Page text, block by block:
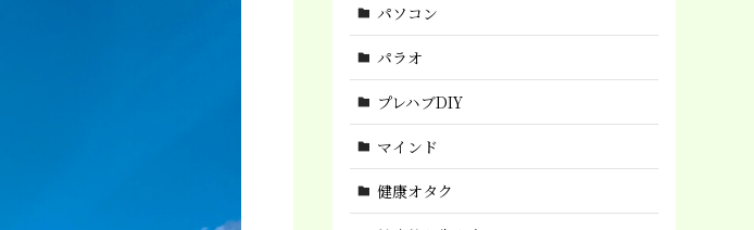
パソコン
パラオ
プレハブDIY
マインド
健康オタク